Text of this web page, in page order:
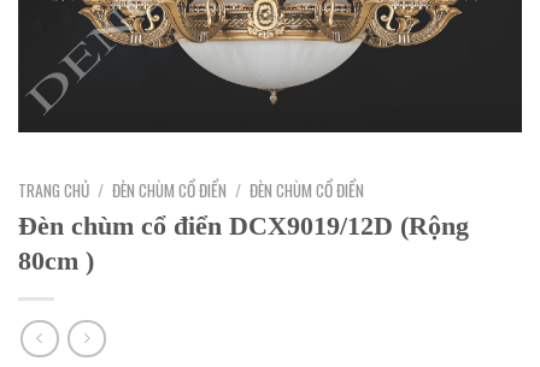
TRANG CHỦ / ĐÈN CHÙM CỔ ĐIỂN / ĐÈN CHÙM CỔ ĐIỂN
Đèn chùm cổ điển DCX9019/12D (Rộng
80cm )